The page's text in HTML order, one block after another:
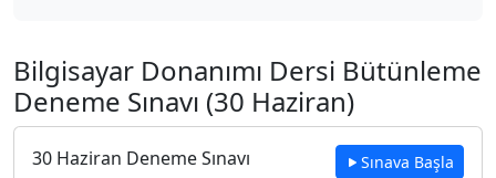
Bilgisayar Donanımı Dersi Bütünleme
Deneme Sınavı (30 Haziran)
30 Haziran Deneme Sınavı Sınava Başla